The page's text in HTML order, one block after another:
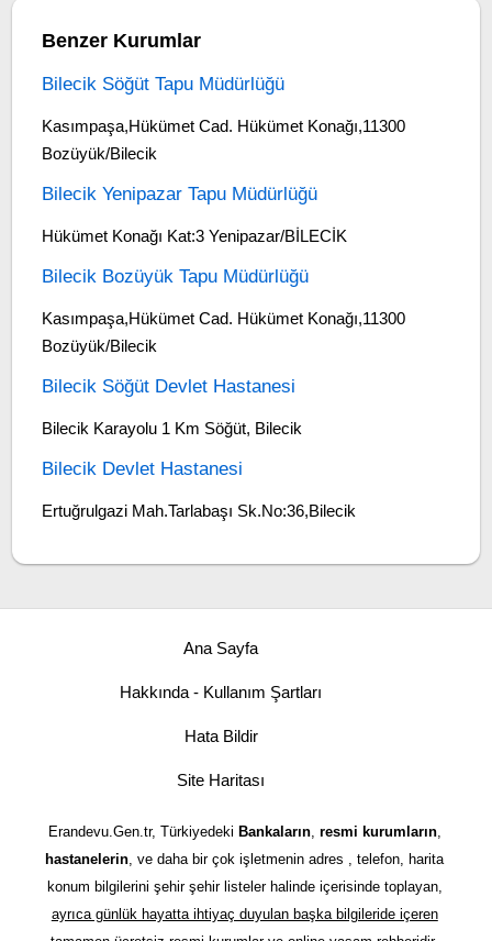
Benzer Kurumlar
Bilecik Söğüt Tapu Müdürlüğü
Kasımpaşa,Hükümet Cad. Hükümet Konağı,11300
Bozüyük/Bilecik
Bilecik Yenipazar Tapu Müdürlüğü
Hükümet Konağı Kat:3 Yenipazar/BİLECİK
Bilecik Bozüyük Tapu Müdürlüğü
Kasımpaşa,Hükümet Cad. Hükümet Konağı,11300
Bozüyük/Bilecik
Bilecik Söğüt Devlet Hastanesi
Bilecik Karayolu 1 Km Söğüt, Bilecik
Bilecik Devlet Hastanesi
Ertuğrulgazi Mah.Tarlabaşı Sk.No:36,Bilecik
Ana Sayfa
Hakkında - Kullanım Şartları
Hata Bildir
Site Haritası
Erandevu.Gen.tr, Türkiyedeki Bankaların, resmi kurumların,
hastanelerin, ve daha bir çok işletmenin adres , telefon, harita
konum bilgilerini şehir şehir listeler halinde içerisinde toplayan,
ayrıca günlük hayatta ihtiyaç duyulan başka bilgileride içeren